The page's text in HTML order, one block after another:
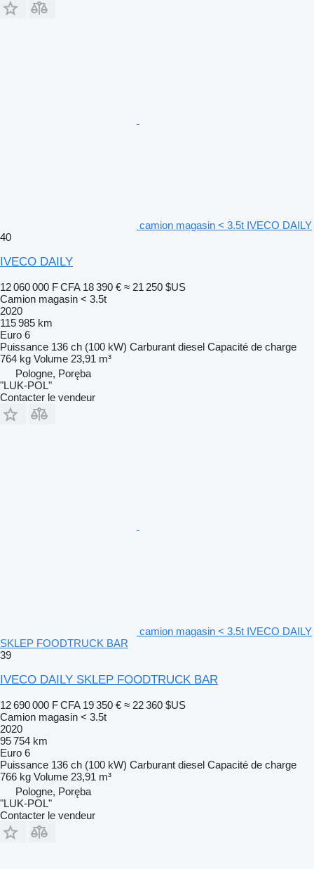
camion magasin < 3.5t IVECO DAILY
40
IVECO DAILY
12 060 000 F CFA 18 390 € ≈ 21 250 $US
Camion magasin < 3.5t
2020
115 985 km
Euro 6
Puissance 136 ch (100 kW) Carburant diesel Capacité de charge
764 kg Volume 23,91 m³
Pologne, Poręba
"LUK-POL"
Contacter le vendeur
camion magasin < 3.5t IVECO DAILY
SKLEP FOODTRUCK BAR
39
IVECO DAILY SKLEP FOODTRUCK BAR
12 690 000 F CFA 19 350 € ≈ 22 360 $US
Camion magasin < 3.5t
2020
95 754 km
Euro 6
Puissance 136 ch (100 kW) Carburant diesel Capacité de charge
766 kg Volume 23,91 m³
Pologne, Poręba
"LUK-POL"
Contacter le vendeur